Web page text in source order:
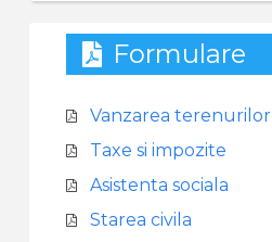
Formulare
Vanzarea terenurilor
Taxe si impozite
Asistenta sociala
Starea civila